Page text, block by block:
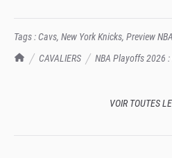
TrashTalk Actu NBA
CAVALIERS NBA Playoffs 2026
Tags :Cavs, New York Knicks, Preview NBA
VOIR TOUTES